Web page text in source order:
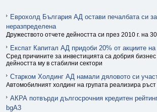
Еврохолд България АД остави печалбата си
неразпределена
Дружеството отчете дейността си през 2010 г. на
Експат Капитал АД придоби 20% от акциите
Сред причините за инвестицията са добрия
дейността му в стабилни сектори
Старком Холдинг АД намали дяловото си
Автомобилният холдинг на групата реализира
АКРА потвърди дългосрочния кредитен
bgA3